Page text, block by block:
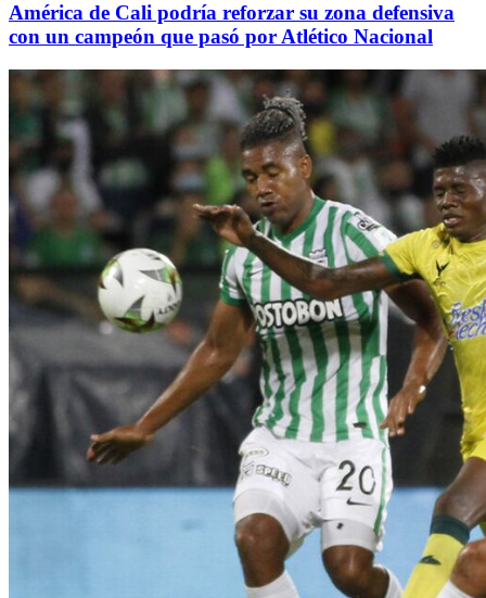
América de Cali podría reforzar su zona defensiva
con un campeón que pasó por Atlético Nacional